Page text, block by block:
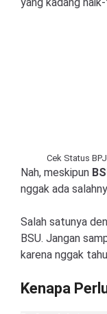
Cek Status
Nah, meskipun
nggak ada
Salah satunya
BSU. Jangan
karena nggak
Kenapa